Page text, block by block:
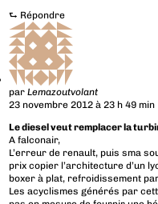
⮑ Répondre
parLemazoutvolant
23 novembre 2012 à 23 h 49 min
Le diesel veut remplacer la
A falconair,
L’erreur de renault, puis sma
prix copier l’architecture d’un
boxer à plat, refroidissement
Les acyclismes générés par